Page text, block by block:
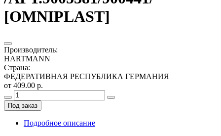
[OMNIPLAST]
Производитель:
HARTMANN
Страна:
ФЕДЕРАТИВНАЯ РЕСПУБЛИКА ГЕРМАНИЯ
от 409.00 р.
Под заказ
Подробное описание